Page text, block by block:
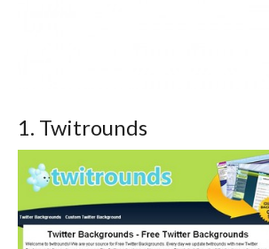
1. Twitrounds